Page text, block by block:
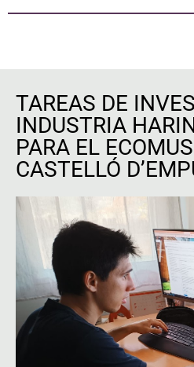
TAREAS DE
INDUSTRIA
PARA EL
CASTELLÓ